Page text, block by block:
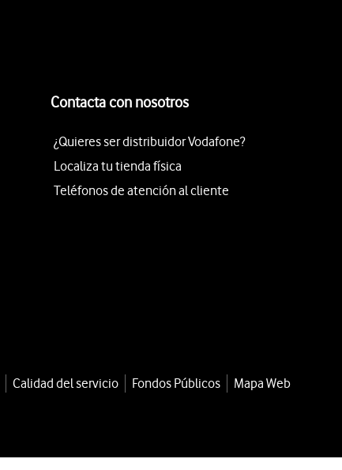
Contacta con nosotros
¿Quieres ser distribuidor Vodafone?
Localiza tu tienda física
Teléfonos de atención al cliente
Calidad del servicio Fondos Públicos
Mapa Web